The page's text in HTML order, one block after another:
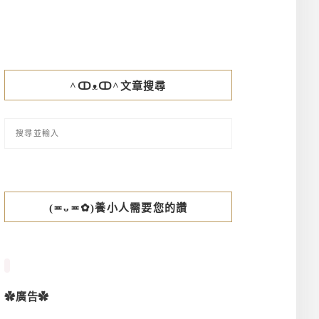
^ↀᴥↀ^文章搜尋
(≖ᴗ≖✿)養小人需要您的讚
✿廣告✿